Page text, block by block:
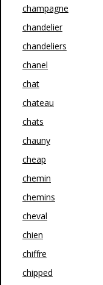
champagne
chandelier
chandeliers
chanel
chat
chateau
chats
chauny
cheap
chemin
chemins
cheval
chien
chiffre
chipped